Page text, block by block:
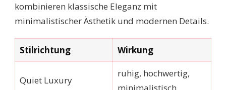
kombinieren klassische Eleganz mit
minimalistischer Ästhetik und modernen Details.
Stilrichtung Wirkung
Quiet Luxury
ruhig, hochwertig,